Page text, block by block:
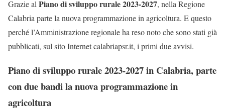
Grazie al Piano di sviluppo rurale 2023-2027, nella Regione
Calabria parte la nuova programmazione in agricoltura. E questo
perché l’Amministrazione regionale ha reso noto che sono stati già
pubblicati, sul sito Internet calabriapsr.it, i primi due avvisi.
Piano di sviluppo rurale 2023-2027 in Calabria, parte
con due bandi la nuova programmazione in
agricoltura